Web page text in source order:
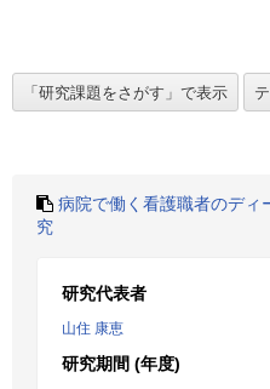
病院で働く看護職者のディ
究
研究代表者
山住 康恵
研究期間 (年度)